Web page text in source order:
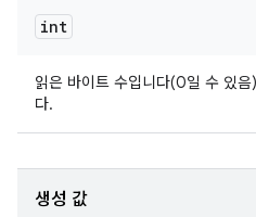
int
읽은 바이트 수입니다(0일 수 있
다.
생성 값